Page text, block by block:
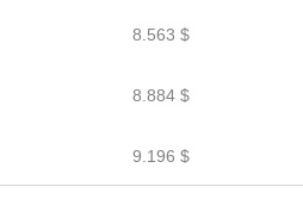
8.563 $
8.884 $
9.196 $